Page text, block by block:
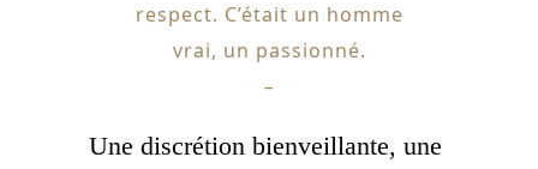
respect. C’était un homme
vrai, un passionné.
–
Une discrétion bienveillante, une